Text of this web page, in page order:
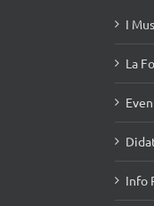
I
La
Info